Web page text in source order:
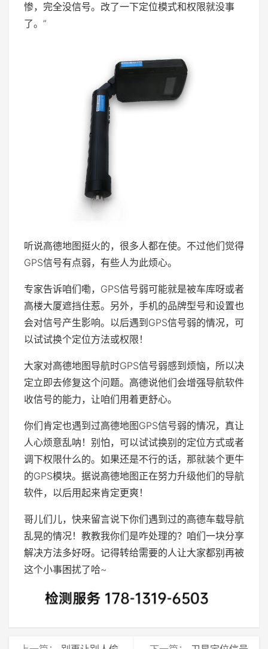
惨，完全没信号。改了一下定位模式和权限就没事
了。”
听说高德地图挺火的，很多人都在使。不过他们觉得
GPS信号有点弱，有些人为此烦心。
专家告诉咱们嘞，GPS信号弱可能就是被车库呀或者
高楼大厦遮挡住惹。另外，手机的品牌型号和设置也
会对信号产生影响。以后遇到GPS信号弱的情况，可
以试试换个定位方法或权限！
大家对高德地图导航时GPS信号弱感到烦恼，所以决
定立即去修复这个问题。高德说他们会增强导航软件
收信号的能力，让咱们用着更舒心。
你们肯定也遇到过高德地图GPS信号弱的情况，真让
人心烦意乱呐！别怕，可以试试换别的定位方式或者
调下权限什么的。如果还是不行的话，那就装个更牛
的GPS模块。据说高德地图正在努力升级他们的导航
软件，以后用起来肯定更爽！
哥儿们儿，快来留言说下你们遇到过的高德车载导航
乱晃的情况！教教我你们是咋处理的？咱们一块分享
解决方法多好呀。记得转给需要的人让大家都别再被
这个小事困扰了哈~